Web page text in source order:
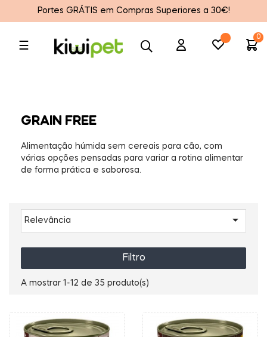
Portes GRÁTIS em Compras Superiores a 30€!
Toggle
navigation
☰
0
GRAIN FREE
Alimentação húmida sem cereais para cão, com
várias opções pensadas para variar a rotina alimentar
de forma prática e saborosa.
Relevância 
Filtro
A mostrar 1-12 de 35 produto(s)